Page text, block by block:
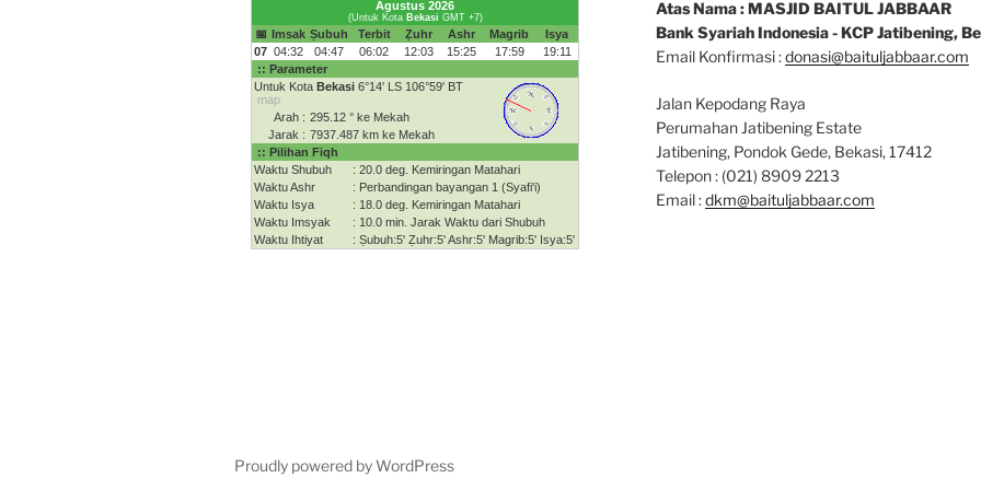
Atas Nama : MASJID BAITUL JABBAAR
Bank Syariah Indonesia - KCP Jatibening,
Email Konfirmasi :donasi@baituljabbaar.com
Jalan Kepodang Raya
Perumahan Jatibening Estate
Jatibening, Pondok Gede, Bekasi, 17412
Telepon : (021) 8909 2213
Email :dkm@baituljabbaar.com
Proudly powered by WordPress